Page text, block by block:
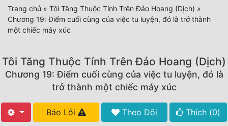
Nhật
(current)
Truyện Mới Ra
Hoàn Thành
Trang chủ » Tôi Tăng Thuộc Tính Trên Đảo Hoang (Dịch) »
Chương 19: Điểm cuối cùng của việc tu luyện, đó là trở thành
một chiếc máy xúc
Tôi Tăng Thuộc Tính Trên Đảo Hoang (Dịch)
Chương 19: Điểm cuối cùng của việc tu luyện, đó là
trở thành một chiếc máy xúc
Báo Lỗi Theo Dõi Thích (0)